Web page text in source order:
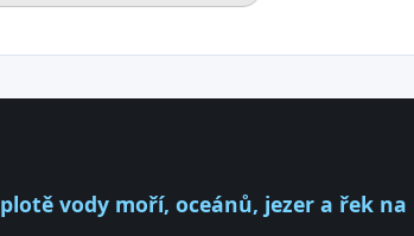
vody moří, oceánů, jezer a řek na